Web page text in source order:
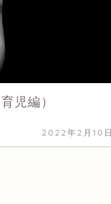
児編）
2022年2月10